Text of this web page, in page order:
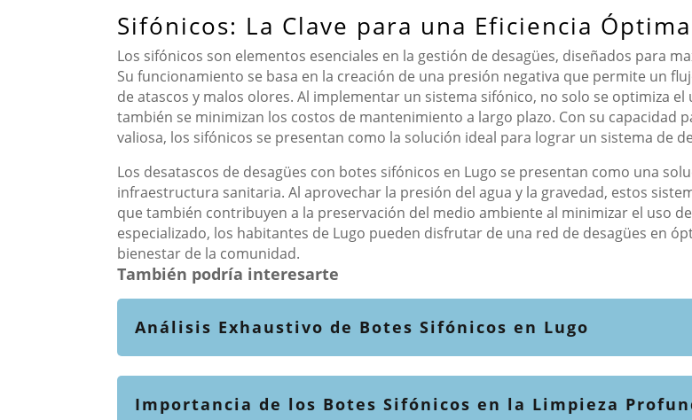
Sifónicos: La Clave para una Eficiencia
Los sifónicos son elementos esenciales en la gestión de desagües, diseñados para
Su funcionamiento se basa en la creación de una presión negativa que permite un
de atascos y malos olores. Al implementar un sistema sifónico, no solo se optimiza
también se minimizan los costos de mantenimiento a largo plazo. Con su capacidad
valiosa, los sifónicos se presentan como la solución ideal para lograr un sistema de
Los desatascos de desagües con botes sifónicos en Lugo se presentan como una
infraestructura sanitaria. Al aprovechar la presión del agua y la gravedad, estos
que también contribuyen a la preservación del medio ambiente al minimizar el uso
especializado, los habitantes de Lugo pueden disfrutar de una red de desagües en
bienestar de la comunidad.
También podría interesarte
Análisis Exhaustivo de Botes Sifónicos en Lugo
Importancia de los Botes Sifónicos en la Limpieza